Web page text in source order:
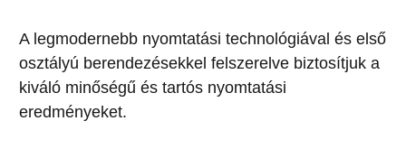
A legmodernebb nyomtatási technológiával és első
osztályú berendezésekkel felszerelve biztosítjuk a
kiváló minőségű és tartós nyomtatási
eredményeket.